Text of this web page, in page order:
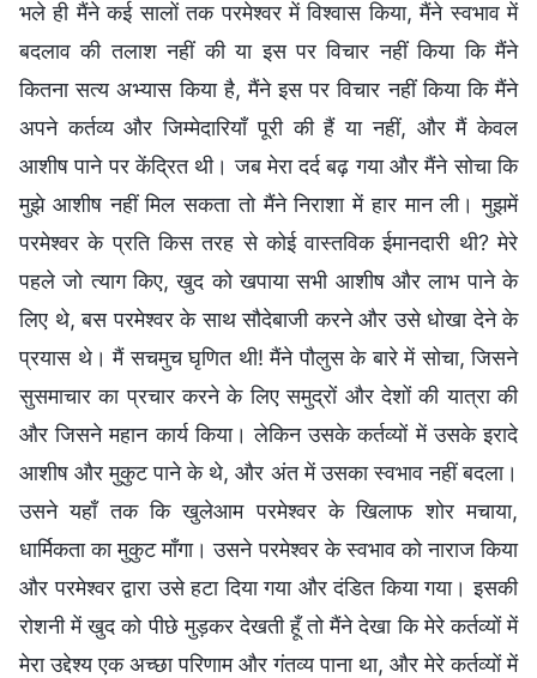
भले ही मैंने कई सालों तक परमेश्वर में विश्वास किया, मैंने स्वभाव में
बदलाव की तलाश नहीं की या इस पर विचार नहीं किया कि मैंने
कितना सत्य अभ्यास किया है, मैंने इस पर विचार नहीं किया कि मैंने
अपने कर्तव्य और जिम्मेदारियाँ पूरी की हैं या नहीं, और मैं केवल
आशीष पाने पर केंद्रित थी। जब मेरा दर्द बढ़ गया और मैंने सोचा कि
मुझे आशीष नहीं मिल सकता तो मैंने निराशा में हार मान ली। मुझमें
परमेश्वर के प्रति किस तरह से कोई वास्तविक ईमानदारी थी? मेरे
पहले जो त्याग किए, खुद को खपाया सभी आशीष और लाभ पाने के
लिए थे, बस परमेश्वर के साथ सौदेबाजी करने और उसे धोखा देने के
प्रयास थे। मैं सचमुच घृणित थी! मैंने पौलुस के बारे में सोचा, जिसने
सुसमाचार का प्रचार करने के लिए समुद्रों और देशों की यात्रा की
और जिसने महान कार्य किया। लेकिन उसके कर्तव्यों में उसके इरादे
आशीष और मुकुट पाने के थे, और अंत में उसका स्वभाव नहीं बदला।
उसने यहाँ तक कि खुलेआम परमेश्वर के खिलाफ शोर मचाया,
धार्मिकता का मुकुट माँगा। उसने परमेश्वर के स्वभाव को नाराज किया
और परमेश्वर द्वारा उसे हटा दिया गया और दंडित किया गया। इसकी
रोशनी में खुद को पीछे मुड़कर देखती हूँ तो मैंने देखा कि मेरे कर्तव्यों में
मेरा उद्देश्य एक अच्छा परिणाम और गंतव्य पाना था, और मेरे कर्तव्यों में